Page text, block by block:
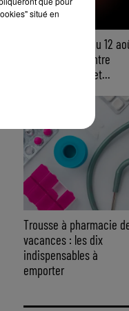
Éclipse solaire du 12
: où l’observer entre
Cannes et Nice et...
Trousse à pharmacie
vacances : les dix
indispensables à
emporter
situé en